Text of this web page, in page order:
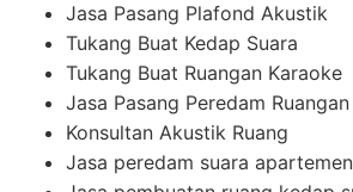
Jasa Pasang Plafond Akustik
Tukang Buat Kedap Suara
Tukang Buat Ruangan Karaoke
Jasa Pasang Peredam Ruangan
Konsultan Akustik Ruang
Jasa peredam suara apartemen